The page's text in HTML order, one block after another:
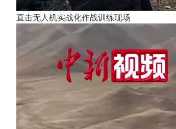
直击无人机实战化作战训练现场